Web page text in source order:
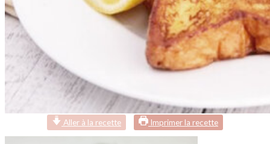
Aller à la recette Imprimer la recette